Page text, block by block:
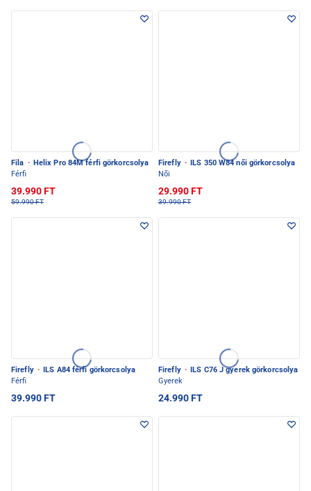
Fila · Helix Pro 84M férfi görkorcsolya
Férfi
39.990 FT
59.990 FT
Firefly ·
ILS 350 W84 női görkorcsolya
Női
29.990 FT
39.990 FT
Firefly ·
ILS A84 férfi görkorcsolya
Férfi
39.990 FT
Firefly ·
ILS C76 J gyerek görkorcsolya
Gyerek
24.990 FT